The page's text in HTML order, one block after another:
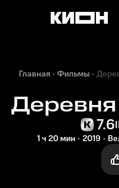
Главная Фильмы
7.6
1 ч 20 мин 2019